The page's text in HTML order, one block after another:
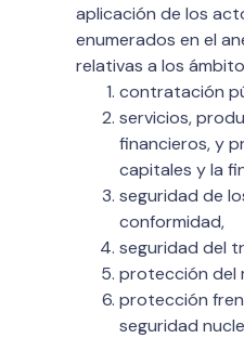
aplicación de los
enumerados en el
relativas a los
contratación
servicios,
financieros, y
capitales y la
seguridad de
conformidad,
seguridad del
protección del
protección
seguridad